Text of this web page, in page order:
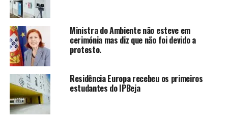
Ministra do Ambiente não esteve em
cerimónia mas diz que não foi devido a
protesto.
Residência Europa recebeu os primeiros
estudantes do IPBeja